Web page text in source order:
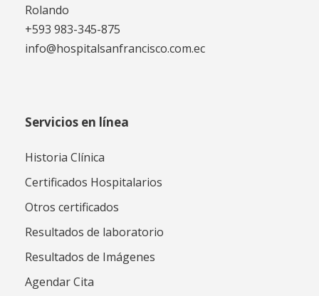
Rolando
+593 983-345-875
info@hospitalsanfrancisco.com.ec
Servicios en línea
Historia Clínica
Certificados Hospitalarios
Otros certificados
Resultados de laboratorio
Resultados de Imágenes
Agendar Cita